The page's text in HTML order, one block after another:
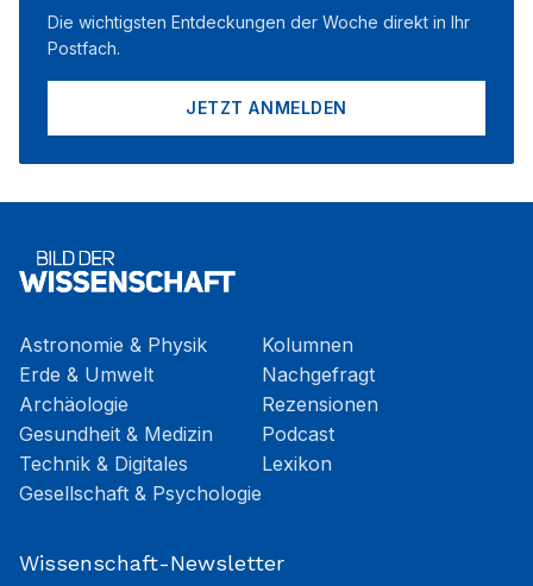
Die wichtigsten Entdeckungen der Woche direkt in Ihr
Postfach.
JETZT ANMELDEN
Astronomie & Physik
Erde & Umwelt
Archäologie
Gesundheit & Medizin
Technik & Digitales
Gesellschaft & Psychologie
Kolumnen
Nachgefragt
Rezensionen
Podcast
Lexikon
Wissenschaft-Newsletter